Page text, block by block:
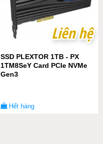
Liên hệ
Liên hệ
SSD PLEXTOR 1TB - PX
1TM8SeY Card PCIe NVMe
Gen3
Hết hàng